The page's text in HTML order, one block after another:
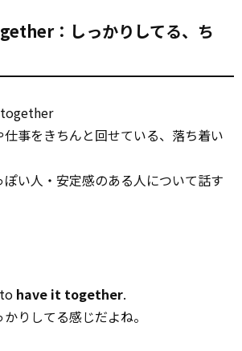
：しっかりしてる、ち
together
仕事をきちんと回せている、落ち着い
ぽい人・安定感のある人について話す
have it together.
りしてる感じだよね。